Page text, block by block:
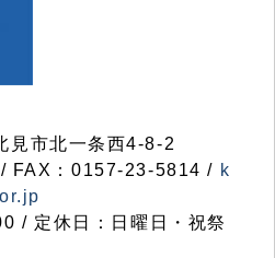
市北一条西4-8-2
FAX：0157-23-5814 / k
/ 定休日：日曜日・祝祭